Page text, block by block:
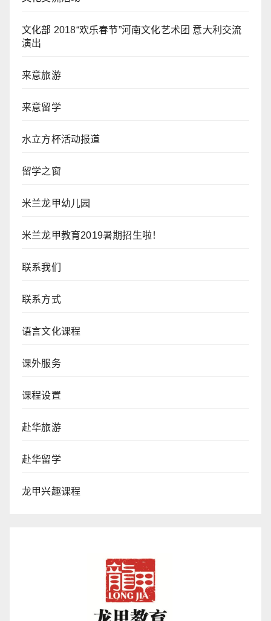
文化部 2018“欢乐春节”河南文化艺术团 意大利交流
演出
来意旅游
来意留学
水立方杯活动报道
留学之窗
米兰龙甲幼儿园
米兰龙甲教育2019暑期招生啦！
联系我们
联系方式
语言文化课程
课外服务
课程设置
赴华旅游
赴华留学
龙甲兴趣课程